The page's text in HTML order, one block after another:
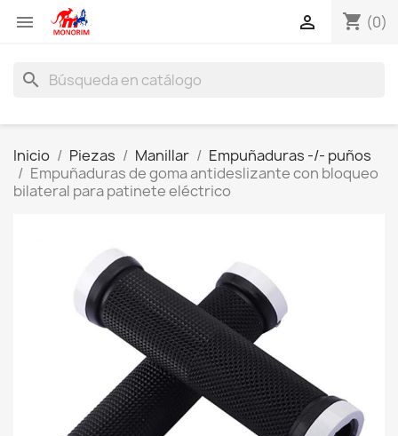
 shopping_cart (0)

search
Inicio Piezas Manillar
Empuñaduras -/- puños
Empuñaduras de goma antideslizante con bloqueo
bilateral para patinete eléctrico